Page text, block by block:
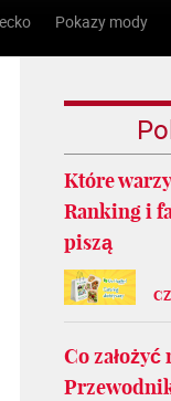
Pokazy mody
Które
Ranking i
piszą
Co